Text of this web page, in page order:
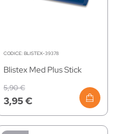
CODICE: BLISTEX-39378
Blistex Med Plus Stick
3,95 €
5,90 €